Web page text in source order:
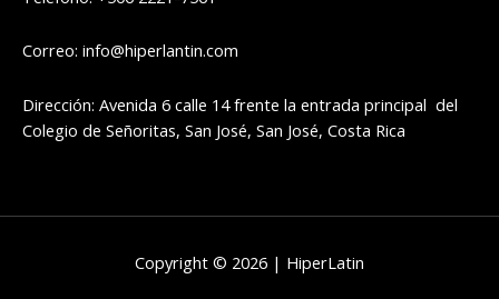
Correo: info@hiperlantin.com
Dirección: Avenida 6 calle 14 frente la entrada principal del
Colegio de Señoritas, San José, San José, Costa Rica
Copyright © 2026 | HiperLatin